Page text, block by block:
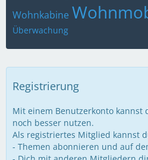
Wohnkabine
Überwachung
Registrierung
Mit einem Benutzerkonto kannst
noch besser nutzen.
Als registriertes Mitglied kannst
- Themen abonnieren und auf